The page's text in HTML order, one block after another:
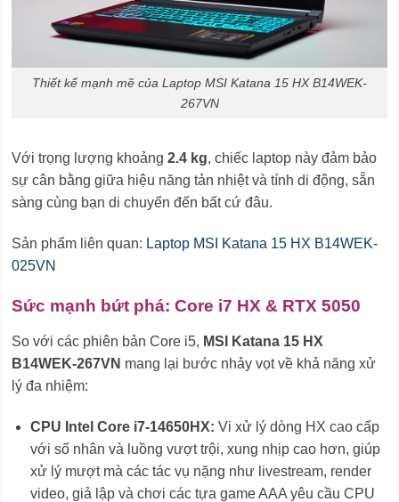
Thiết kế mạnh mẽ của Laptop MSI Katana 15 HX B14WEK-
267VN
Với trọng lượng khoảng 2.4 kg, chiếc laptop này đảm bảo
sự cân bằng giữa hiệu năng tản nhiệt và tính di động, sẵn
sàng cùng bạn di chuyển đến bất cứ đâu.
Sản phẩm liên quan: Laptop MSI Katana 15 HX B14WEK-
025VN
Sức mạnh bứt phá: Core i7 HX & RTX 5050
So với các phiên bản Core i5, MSI Katana 15 HX
B14WEK-267VN mang lại bước nhảy vọt về khả năng xử
lý đa nhiệm:
CPU Intel Core i7-14650HX: Vi xử lý dòng HX cao cấp
với số nhân và luồng vượt trội, xung nhịp cao hơn, giúp
xử lý mượt mà các tác vụ nặng như livestream, render
video, giả lập và chơi các tựa game AAA yêu cầu CPU